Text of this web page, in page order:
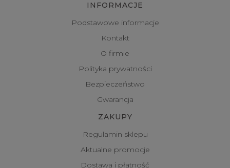
INFORMACJE
Podstawowe informacje
Kontakt
O firmie
Polityka prywatności
Bezpieczeństwo
Gwarancja
ZAKUPY
Regulamin sklepu
Aktualne promocje
Dostawa i płatność